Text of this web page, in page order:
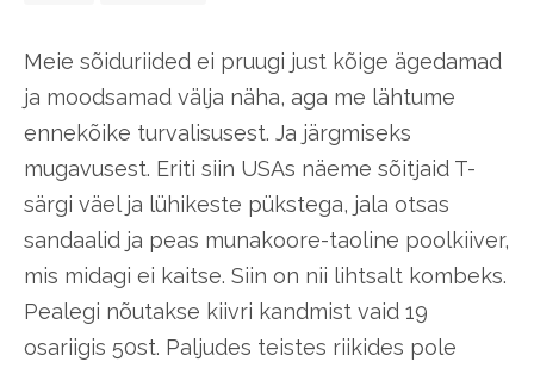
Meie sõiduriided ei pruugi just kõige ägedamad
ja moodsamad välja näha, aga me lähtume
ennekõike turvalisusest. Ja järgmiseks
mugavusest. Eriti siin USAs näeme sõitjaid T-
särgi väel ja lühikeste pükstega, jala otsas
sandaalid ja peas munakoore-taoline poolkiiver,
mis midagi ei kaitse. Siin on nii lihtsalt kombeks.
Pealegi nõutakse kiivri kandmist vaid 19
osariigis 50st. Paljudes teistes riikides pole